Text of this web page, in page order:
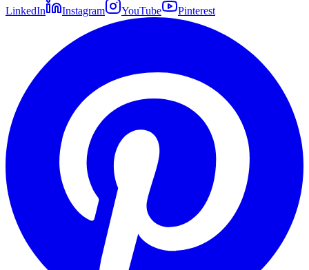
LinkedIn Instagram YouTube Pinterest